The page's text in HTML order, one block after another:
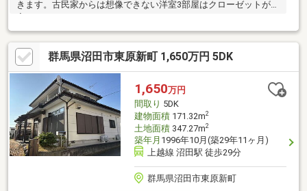
きます。古民家からは想像できない洋室3部屋はクローゼットが充
実♪
群馬県沼田市東原新町 1,650万円 5DK
1,650万円
間取り 5DK
建物面積171.32m2
土地面積347.27m2
築年月 1996年10月(築29年11ヶ月)
上越線 沼田駅 徒歩29分
群馬県沼田市東原新町